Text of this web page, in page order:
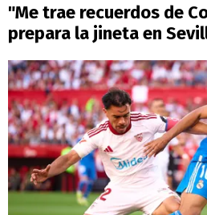
"Me trae recuerdos de
prepara la jineta en